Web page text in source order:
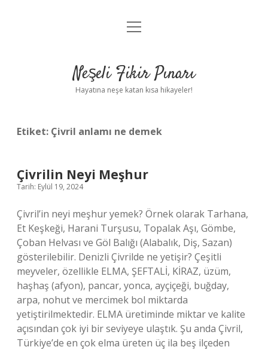
Anasayfa
Yasal Uyarı
menüyü
Neşeli Fikir Pınarı
Hayatına neşe katan kısa hikayeler!
Etiket: Çivril anlamı ne demek
Çivrilin Neyi Meşhur
Tarih: Eylül 19, 2024
Çivril’in neyi meşhur yemek? Örnek olarak Tarhana,
Et Keşkeği, Harani Turşusu, Topalak Aşı, Gömbe,
Çoban Helvası ve Göl Balığı (Alabalık, Diş, Sazan)
gösterilebilir. Denizli Çivrilde ne yetişir? Çeşitli
meyveler, özellikle ELMA, ŞEFTALİ, KİRAZ, üzüm,
haşhaş (afyon), pancar, yonca, ayçiçeği, buğday,
arpa, nohut ve mercimek bol miktarda
yetiştirilmektedir. ELMA üretiminde miktar ve kalite
açısından çok iyi bir seviyeye ulaştık. Şu anda Çivril,
Türkiye’de en çok elma üreten üç ila beş ilçeden